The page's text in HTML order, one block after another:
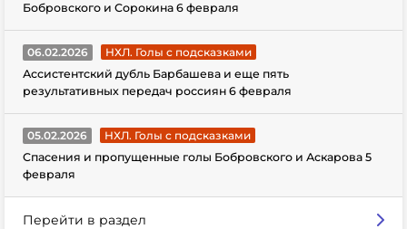
Бобровского и Сорокина 6 февраля
06.02.2026
НХЛ. Голы с подсказками
Ассистентский дубль Барбашева и еще пять
результативных передач россиян 6 февраля
05.02.2026
НХЛ. Голы с подсказками
Спасения и пропущенные голы Бобровского и Аскарова 5
февраля
Перейти в раздел